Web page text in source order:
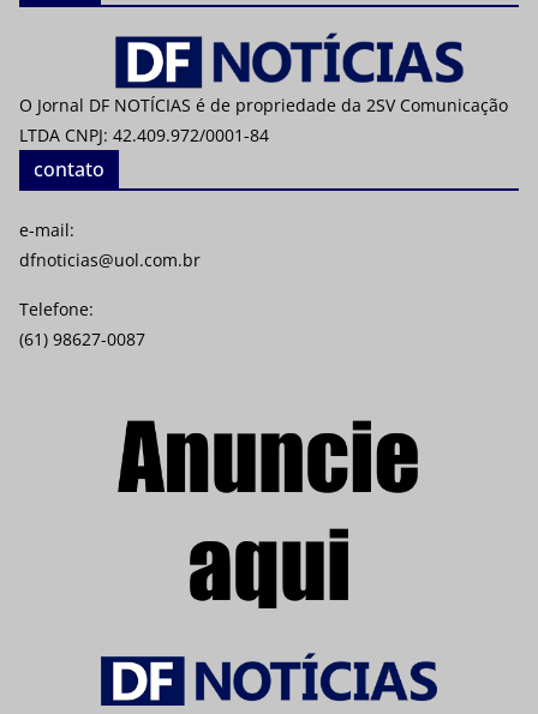
O Jornal DF NOTÍCIAS é de propriedade da 2SV Comunicação
LTDA CNPJ: 42.409.972/0001-84
contato
e-mail:
dfnoticias@uol.com.br
Telefone:
(61) 98627-0087